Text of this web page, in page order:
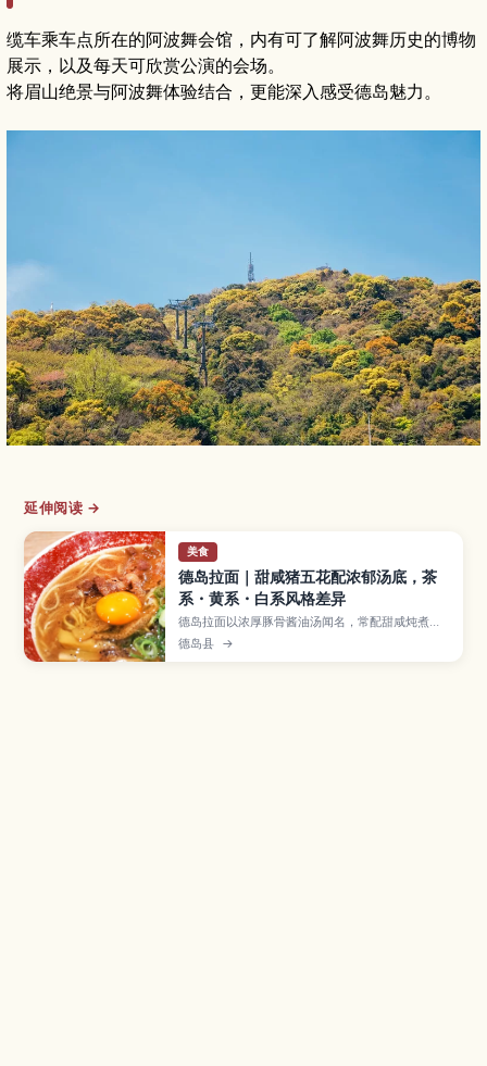
缆车乘车点所在的阿波舞会馆，内有可了解阿波舞历史的博物
展示，以及每天可欣赏公演的会场。
将眉山绝景与阿波舞体验结合，更能深入感受德岛魅力。
延伸阅读 →
美食
德岛拉面｜甜咸猪五花配浓郁汤底，茶
系・黄系・白系风格差异
德岛拉面以浓厚豚骨酱油汤闻名，常配甜咸炖煮的
猪五花与生鸡蛋，味道层次丰富。本文整理茶系、
黄系、白系三种风格的特点与适合人群，帮你快速
德岛县 →